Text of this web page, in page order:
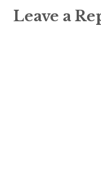
Leave a